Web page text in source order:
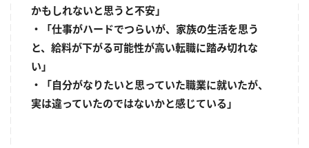
かもしれないと思うと不安」
・「仕事がハードでつらいが、家族の生活を思う
と、給料が下がる可能性が高い転職に踏み切れな
い」
・「自分がなりたいと思っていた職業に就いたが、
実は違っていたのではないかと感じている」